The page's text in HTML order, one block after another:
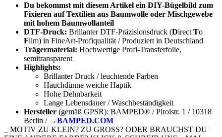
Du bekommst mit diesem Artikel ein DIY-Bügelbild zum
Fixieren auf Textilien aus Baumwolle oder Mischgewebe
mit hohem Baumwollanteil
DTF-Druck: Brillanter DTF-Präzisionsdruck (Direct To
Film) in FineArt-Profiqualität / Produziert in Deutschland
Trägermaterial: Hochwertige Profi-Transferfolie,
semitransparent
Highlights:
Brillanter Druck / leuchtende Farben
Hauchdünne weiche Haptik
Hohe Dehnbarkeit
Lange Lebensdauer / Waschbeständigkeit
Hersteller (gemäß GPSR): BAMPED® / Pirolstr. 1 / 10318
Berlin / →BAMPED.COM
_ MOTIV ZU KLEIN? ZU GROSS? ODER BRAUCHST DU